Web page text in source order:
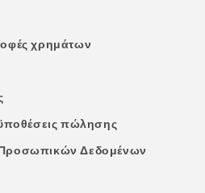
χρημάτων
πώλησης
Δεδομένων